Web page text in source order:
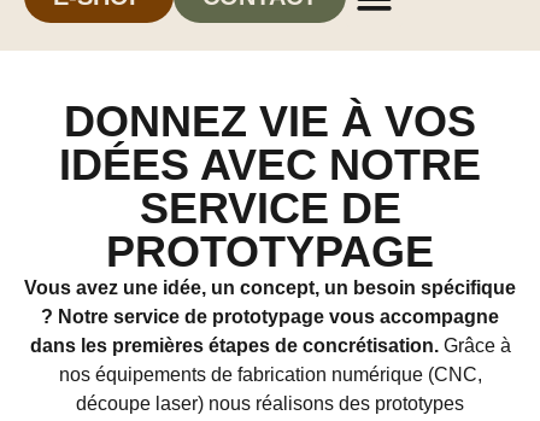
DONNEZ VIE À VOS
IDÉES AVEC NOTRE
SERVICE DE
PROTOTYPAGE
Vous avez une idée, un concept, un besoin spécifique
? Notre service de prototypage vous accompagne
dans les premières étapes de concrétisation.Grâce à
nos équipements de fabrication numérique (CNC,
découpe laser) nous réalisons des prototypes